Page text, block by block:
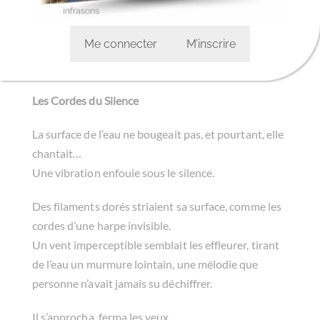
Me connecter M’inscrire
Les Cordes du Silence
La surface de l’eau ne bougeait pas, et pourtant, elle
chantait…
Une vibration enfouie sous le silence.
Des filaments dorés striaient sa surface, comme les
cordes d’une harpe invisible.
Un vent imperceptible semblait les effleurer, tirant
de l’eau un murmure lointain, une mélodie que
personne n’avait jamais su déchiffrer.
Il s’approcha, ferma les yeux.